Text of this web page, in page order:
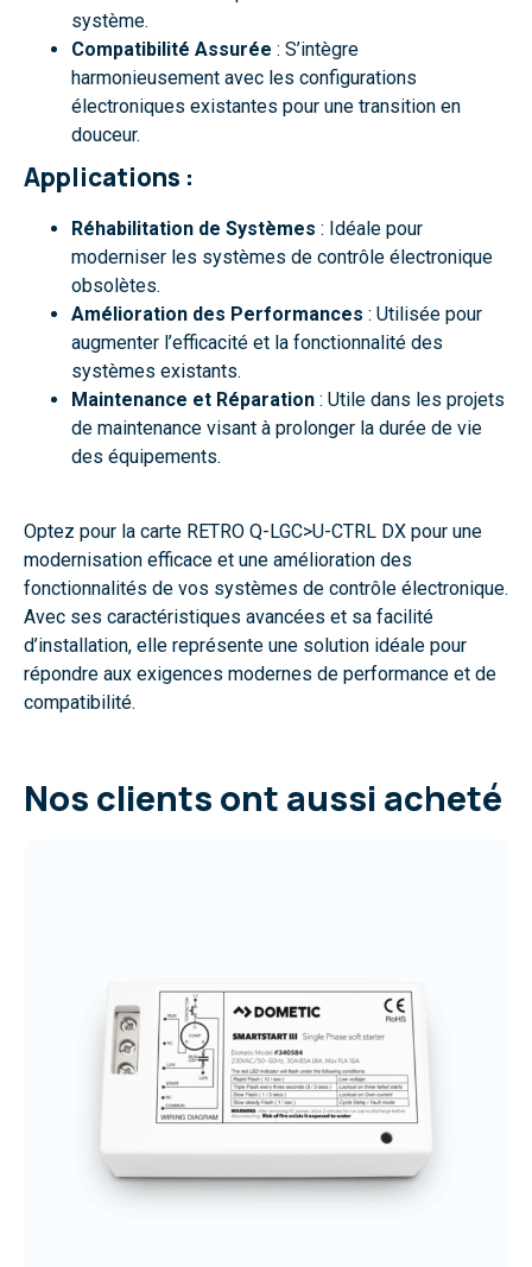
système.
Compatibilité Assurée : S’intègre
harmonieusement avec les configurations
électroniques existantes pour une transition en
douceur.
Applications :
Réhabilitation de Systèmes : Idéale pour
moderniser les systèmes de contrôle électronique
obsolètes.
Amélioration des Performances : Utilisée pour
augmenter l’efficacité et la fonctionnalité des
systèmes existants.
Maintenance et Réparation : Utile dans les projets
de maintenance visant à prolonger la durée de vie
des équipements.
Optez pour la carte RETRO Q-LGC>U-CTRL DX pour une
modernisation efficace et une amélioration des
fonctionnalités de vos systèmes de contrôle électronique.
Avec ses caractéristiques avancées et sa facilité
d’installation, elle représente une solution idéale pour
répondre aux exigences modernes de performance et de
compatibilité.
Nos clients ont aussi acheté